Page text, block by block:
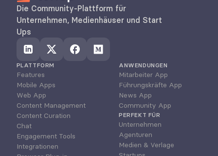
Die Community-Plattform für
Unternehmen, Medienhäuser und Start
Ups
PLATTFORM
Features
Mobile Apps
Web App
Content Management
Content Curation
Chat
Engagement Tools
Integrationen
ANWENDUNGEN
Mitarbeiter App
Führungskräfte App
News App
Community App
PERFEKT FÜR
Unternehmen
Agenturen
Medien & Verlage